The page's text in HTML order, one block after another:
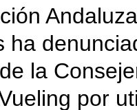
ha
la
por